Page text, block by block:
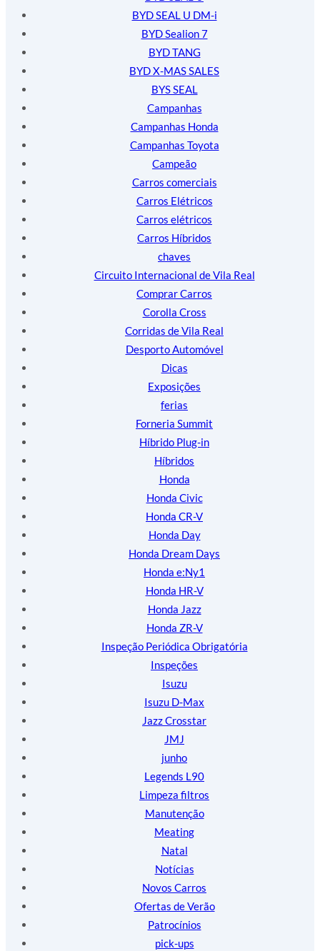
BYD SEAL U DM-i
BYD Sealion 7
BYD TANG
BYD X-MAS SALES
BYS SEAL
Campanhas
Campanhas Honda
Campanhas Toyota
Campeão
Carros comerciais
Carros Elétricos
Carros elétricos
Carros Híbridos
chaves
Circuito Internacional de Vila Real
Comprar Carros
Corolla Cross
Corridas de Vila Real
Desporto Automóvel
Dicas
Exposições
ferias
Forneria Summit
Híbrido Plug-in
Híbridos
Honda
Honda Civic
Honda CR-V
Honda Day
Honda Dream Days
Honda e:Ny1
Honda HR-V
Honda Jazz
Honda ZR-V
Inspeção Periódica Obrigatória
Inspeções
Isuzu
Isuzu D-Max
Jazz Crosstar
JMJ
junho
Legends L90
Limpeza filtros
Manutenção
Meating
Natal
Notícias
Novos Carros
Ofertas de Verão
Patrocínios
pick-ups